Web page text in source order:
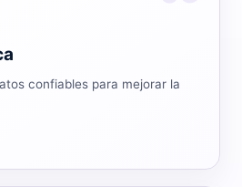
confiables para mejorar la